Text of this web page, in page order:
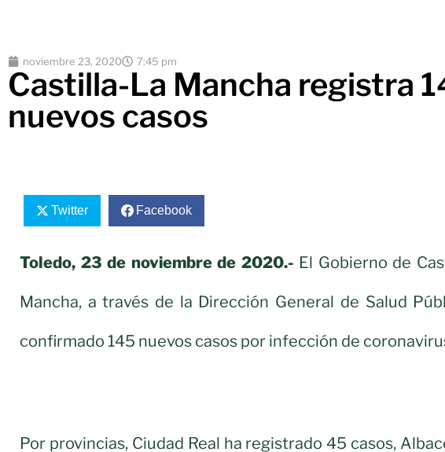
noviembre 23, 2020 7:45 pm
Castilla-La Mancha registra
nuevos casos
Twitter Facebook
Toledo, 23 de noviembre de 2020.- El Gobierno de
Mancha, a través de la Dirección General de Salud
confirmado 145 nuevos casos por infección de
Por provincias, Ciudad Real ha registrado 45 casos,